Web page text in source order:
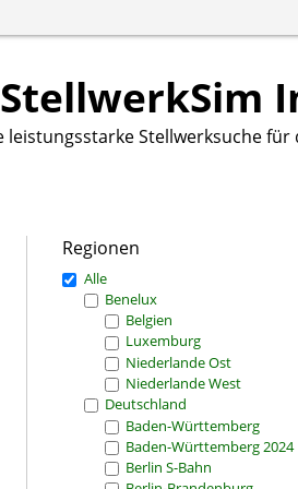
StellwerkSim
leistungsstarke Stellwerksuche für
Regionen
Alle
Benelux
Belgien
Luxemburg
Niederlande Ost
Niederlande West
Deutschland
Baden-Württemberg
Baden-Württemberg 2024
Berlin S-Bahn